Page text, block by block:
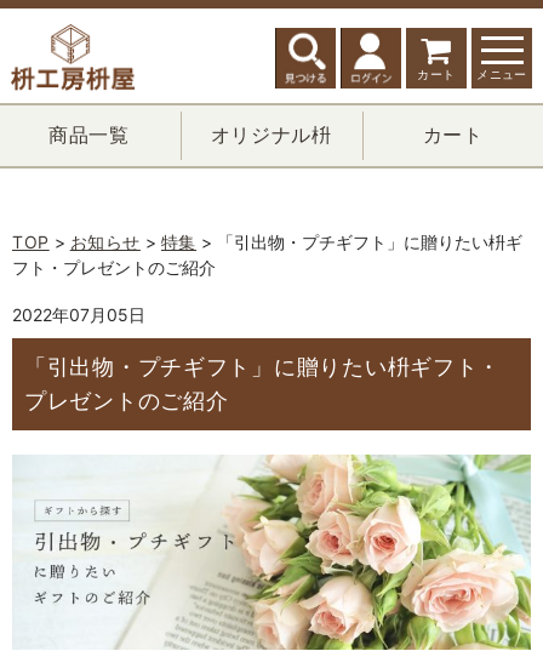
カート メニュー
商品一覧 オリジナル枡 カート
TOP > お知らせ > 特集 > 「引出物・プチギフト」に贈りたい枡ギ
フト・プレゼントのご紹介
2022年07月05日
「引出物・プチギフト」に贈りたい枡ギフト・
プレゼントのご紹介